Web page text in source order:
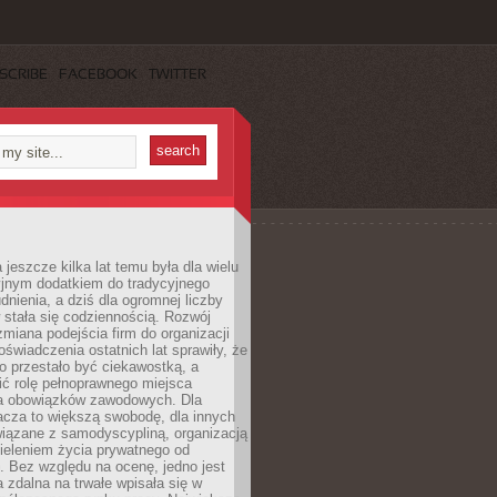
FACEBOOK TWITTER
jeszcze kilka lat temu była dla wielu
dodatkiem do tradycyjnego
a dziś dla ogromnej liczby
stała się codziennością. Rozwój
podejścia firm do organizacji
ostatnich lat sprawiły, że
przestało być ciekawostką, a
rolę pełnoprawnego miejsca
obowiązków zawodowych. Dla
to większą swobodę, dla innych
z samodyscypliną, organizacją
życia prywatnego od
Bez względu na ocenę, jedno jest
zdalna na trwałe wpisała się w